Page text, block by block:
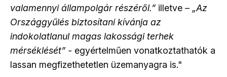
valamennyi állampolgár részéről.” illetve – „Az
Országgyűlés biztosítani kívánja az
indokolatlanul magas lakossági terhek
mérséklését” - egyértelműen vonatkoztathatók a
lassan megfizethetetlen üzemanyagra is."